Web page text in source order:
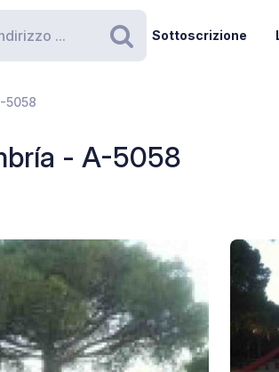
Ricerca
Sottoscrizione
5058
- A-5058